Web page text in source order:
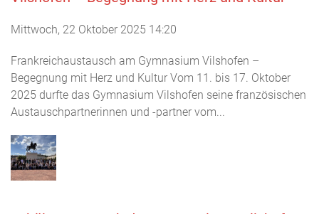
Mittwoch, 22 Oktober 2025 14:20
Frankreichaustausch am Gymnasium Vilshofen –
Begegnung mit Herz und Kultur Vom 11. bis 17. Oktober
2025 durfte das Gymnasium Vilshofen seine französischen
Austauschpartnerinnen und -partner vom...